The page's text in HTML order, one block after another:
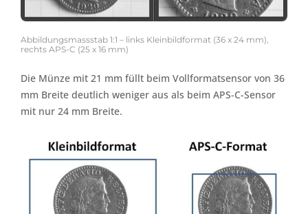
Abbildungsmassstab 1:1 – links Kleinbildformat (36 x 24 mm),
rechts APS-C (25 x 16 mm)
Die Münze mit 21 mm füllt beim Vollformatsensor von 36
mm Breite deutlich weniger aus als beim APS-C-Sensor
mit nur 24 mm Breite.